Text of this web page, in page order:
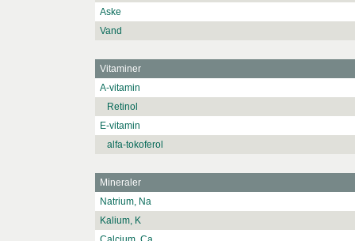
Aske
Vand
Vitaminer
A-vitamin
Retinol
E-vitamin
alfa-tokoferol
Mineraler
Natrium, Na
Kalium, K